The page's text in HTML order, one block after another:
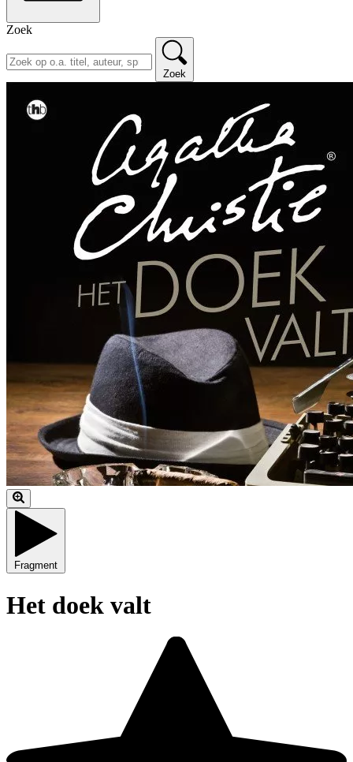
Zoek
Zoek
Fragment
Het doek valt